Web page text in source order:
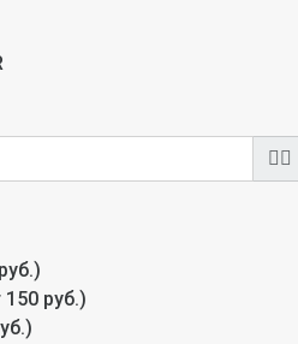
руб.)